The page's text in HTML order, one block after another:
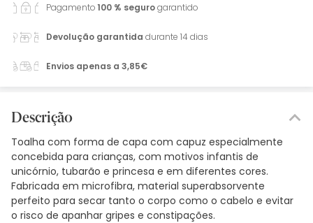
Pagamento100 % segurogarantido
Devolução garantida durante 14 dias
Envios apenas a 3,85€
Descrição
Toalha com forma de capa com capuz especialmente
concebida para crianças, com motivos infantis de
unicórnio, tubarão e princesa e em diferentes cores.
Fabricada em microfibra, material superabsorvente
perfeito para secar tanto o corpo como o cabelo e evitar
o risco de apanhar gripes e constipações.